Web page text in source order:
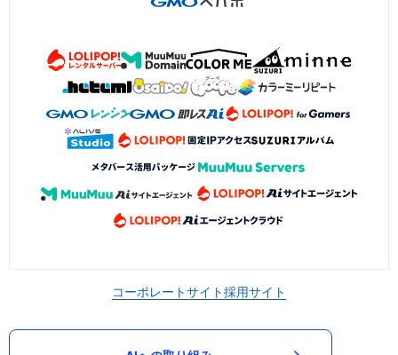
コーポレートサイト採用サイト